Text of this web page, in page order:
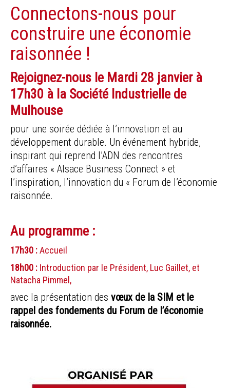
Connectons-nous pour
construire une économie
raisonnée !
Rejoignez-nous le Mardi 28 janvier à
17h30 à la Société Industrielle de
Mulhouse
pour une soirée dédiée à l’innovation et au
développement durable. Un événement hybride,
inspirant qui reprend l’ADN des rencontres
d’affaires « Alsace Business Connect » et
l’inspiration, l’innovation du « Forum de l’économie
raisonnée.
Au programme :
17h30 :Accueil
18h00 : Introduction par le Président, Luc Gaillet, et
Natacha Pimmel,
avec la présentation desvœux de la SIM et le
rappel des fondements du Forum de l’économie
raisonnée.